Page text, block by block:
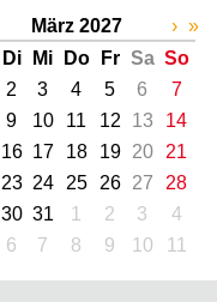
März 2027
Di Mi Do Fr Sa So
2 3 4 5 6
7
9 10 11 12 13
14
16 17 18 19 20
21
23 24 25 26 27
28
30 31 1 2 3
4
6 7 8 9 10 11
› »